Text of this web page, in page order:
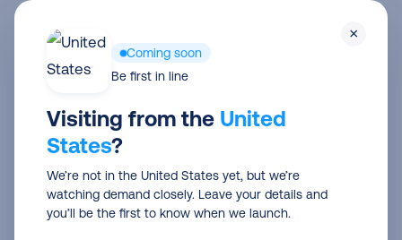
×
Coming soon
Be first in line
Visiting from the United
States?
We’re not in the United States yet, but we’re
watching demand closely. Leave your details and
you’ll be the first to know when we launch.